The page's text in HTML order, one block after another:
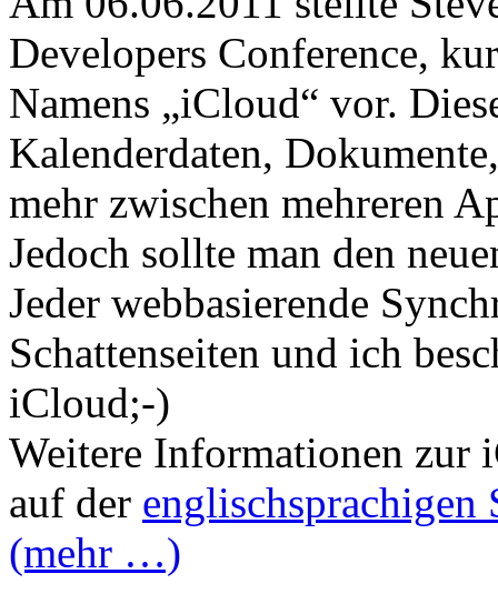
Developers Conference,
Namens „iCloud“ vor.
Kalenderdaten,
mehr zwischen mehreren
Jedoch sollte man den
Jeder webbasierende
Schattenseiten und ich
iCloud;-)
Weitere Informationen zur
auf der englischsprachigen
(mehr …)